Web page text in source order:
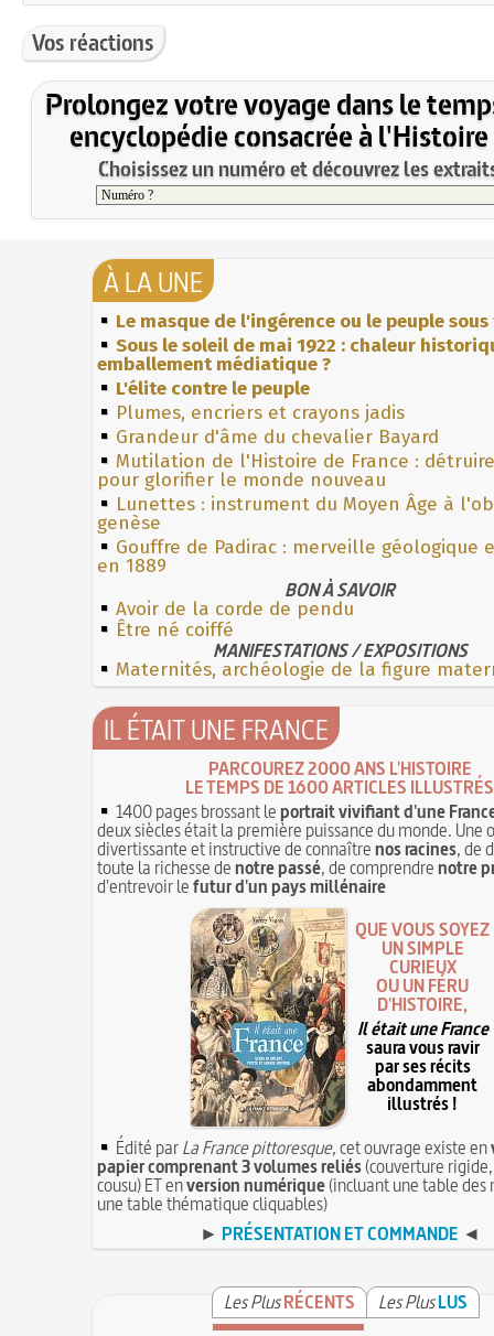
Vos réactions
Prolongez votre voyage dans le
encyclopédie consacrée à l'Histoire
Choisissez un numéro et découvrez les
À LA UNE
Le masque de l'ingérence ou le peuple
Sous le soleil de mai 1922 : chaleur
emballement médiatique ?
L'élite contre le peuple
Plumes, encriers et crayons jadis
Grandeur d'âme du chevalier Bayard
Mutilation de l'Histoire de France :
pour glorifier le monde nouveau
Lunettes : instrument du Moyen Âge à
genèse
Gouffre de Padirac : merveille géologique
en 1889
BON À SAVOIR
Avoir de la corde de pendu
Être né coiffé
MANIFESTATIONS / EXPOSITIONS
Maternités, archéologie de la figure
IL ÉTAIT UNE FRANCE
PARCOUREZ 2000 ANS L'HISTOIRE
LE TEMPS DE 1600 ARTICLES ILLUSTRÉS
1400 pages brossant leportrait vivifiant d'une
deux siècles était la première puissance du monde. Une
divertissante et instructive de connaîtrenos racines, de
toute la richesse denotre passé, de comprendrenotre
d'entrevoir lefutur d'un pays millénaire
QUE VOUS SOYEZ
UN SIMPLE
CURIEUX
OU UN FÉRU
D'HISTOIRE,
Il était une France
saura vous ravir
par ses récits
abondamment
illustrés !
Édité parLa France pittoresque, cet ouvrage existe en
papier comprenant 3 volumes reliés(couverture
cousu) ET enversion numérique(incluant une table des
une table thématique cliquables)
► PRÉSENTATION ET COMMANDE ◄
Les PlusRÉCENTS Les PlusLUS